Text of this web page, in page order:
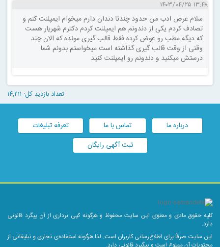
۱۳:۴۸ ۱۴۰۳/۰۴/۲۵
سلام عرض ادب من حدود چندتا دندان دارم میخوام ایمپلنت کنم و
تصادف کردم یکی از دندونم هم ایمپلنت کردم دکترم شهریار هست
که دیگه مطب رو عوض کرده فقط قالب گیری مونده که الان چند
وقتی از وقت قالب گیری گذاشته است میخواستم بدونم شما
درستش میکنید و دندونم رو ایمپلنت کنید
تعداد بازدید کل: ۱۴,۲۱۱
درباره ما تماس با ما
تعرفه تبلیغات
ثبت آگهی رایگان
کلیه حقوق مادی و معنوی این سایت محفوظ و هرگونه کپی برداری از آن پیگرد قانونی
دارد.
این سایت صرفاً برای اطلاع‌رسانی کاربران است. لذا هرگونه استفاده‌ی تجاری و تبلیغاتی از
محتویات آن ممنوع است و پیگیرد قانونی دارد.